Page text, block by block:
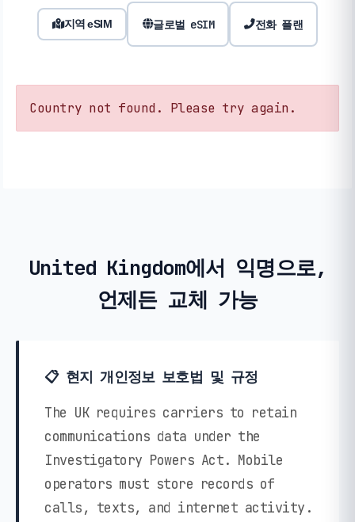
지역 eSIM 글로벌 eSIM 전화 플랜
Country not found. Please try again.
United Kingdom에서 익명으로,
언제든 교체 가능
📋 현지 개인정보 보호법 및 규정
The UK requires carriers to retain
communications data under the
Investigatory Powers Act. Mobile
operators must store records of
calls, texts, and internet activity.